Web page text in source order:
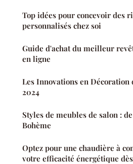
Top idées pour concevoir des
personnalisés chez soi
Guide d'achat du meilleur
en ligne
Les Innovations en Décoration
2024
Styles de meubles de salon :
Bohème
Optez pour une chaudière à
votre efficacité énergétique